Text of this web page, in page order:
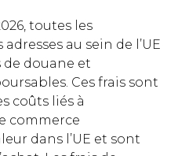
toutes les
au sein de l’UE
de douane et
Ces frais sont
coûts liés à
commerce
dans l’UE et sont